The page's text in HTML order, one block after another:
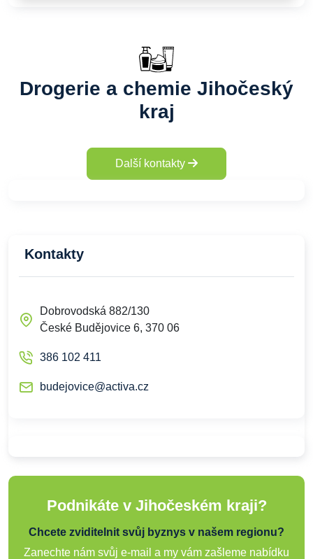
Drogerie a chemie Jihočeský
kraj
Další kontakty
Kontakty
Dobrovodská 882/130
České Budějovice 6, 370 06
386 102 411
budejovice@activa.cz
Podnikáte v Jihočeském kraji?
Chcete zviditelnit svůj byznys v našem regionu?
Zanechte nám svůj e-mail a my vám zašleme nabídku